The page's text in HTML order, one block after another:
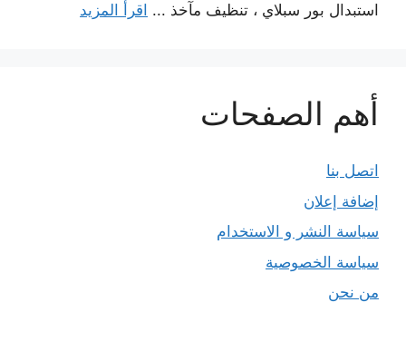
استبدال بور سبلاي ، تنظيف مآخذ ... اقرأ المزيد
أهم الصفحات
اتصل بنا
إضافة إعلان
سياسة النشر و الاستخدام
سياسة الخصوصية
من نحن